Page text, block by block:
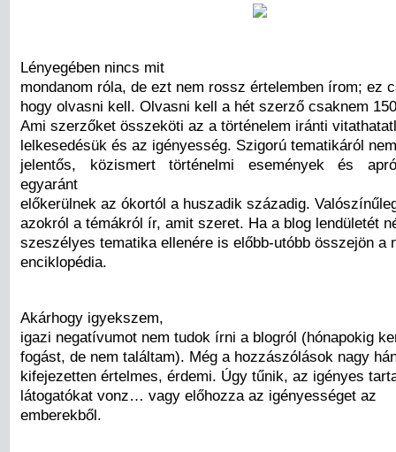
Lényegében nincs mit
mondanom róla, de ezt nem rossz értelemben írom; ez
hogy olvasni kell. Olvasni kell a hét szerző csaknem
Ami szerzőket összeköti az a történelem iránti
lelkesedésük és az igényesség. Szigorú tematikáról
jelentős, közismert történelmi események és
egyaránt
előkerülnek az ókortól a huszadik századig.
azokról a témákról ír, amit szeret. Ha a blog lendületét
szeszélyes tematika ellenére is előbb-utóbb összejön a
enciklopédia.
Akárhogy igyekszem,
igazi negatívumot nem tudok írni a blogról (hónapokig
fogást, de nem találtam). Még a hozzászólások nagy
kifejezetten értelmes, érdemi. Úgy tűnik, az igényes
látogatókat vonz… vagy előhozza az igényességet az
emberekből.